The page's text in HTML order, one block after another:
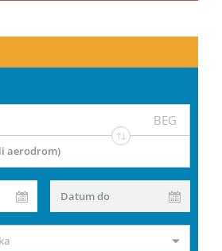
BEG
aerodrom)
Datum do